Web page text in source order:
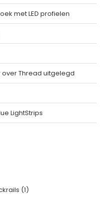
met LED profielen
Thread uitgelegd
LightStrips
(1)